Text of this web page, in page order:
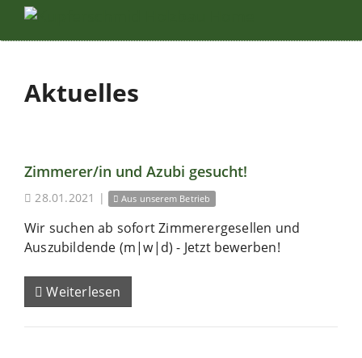
Aktuelles
Zimmerer/in und Azubi gesucht!
28.01.2021 | Aus unserem Betrieb
Wir suchen ab sofort Zimmerergesellen und
Auszubildende (m|w|d) - Jetzt bewerben!
Weiterlesen